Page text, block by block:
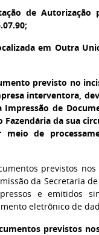
de Autorização
em Outra
previsto no
interventora,
Impressão de
Fazendária da sua
de
previstos nos
da Secretaria
e emitidos
eletrônico de
previstos